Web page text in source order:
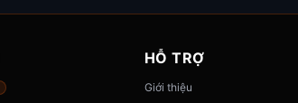
HỖ TRỢ
Giới thiệu